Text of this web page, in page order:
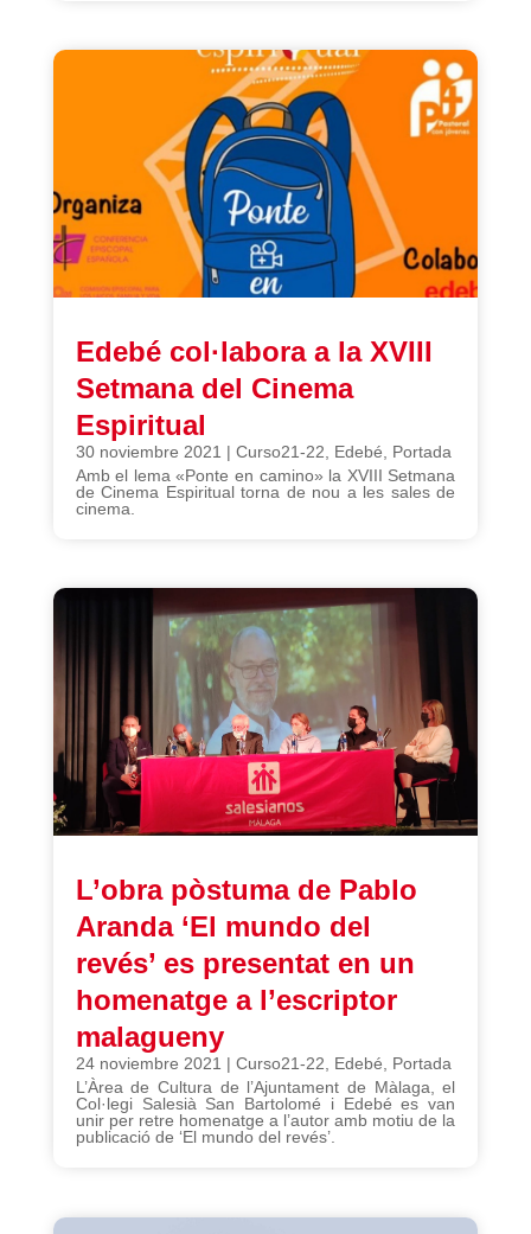
Edebé col·labora a la XVIII
Setmana del Cinema
Espiritual
30 noviembre 2021 | Curso21-22 Edebé
Portada
Amb el lema «Ponte en camino» la XVIII Setmana
de Cinema Espiritual torna de nou a les sales de
cinema.
L’obra pòstuma de Pablo
Aranda ‘El mundo del
revés’ es presentat en un
homenatge a l’escriptor
malagueny
24 noviembre 2021 | Curso21-22, Edebé, Portada
L’Àrea de Cultura de l’Ajuntament de Màlaga, el
Col·legi Salesià San Bartolomé i Edebé es van
unir per retre homenatge a l’autor amb motiu de la
publicació de ‘El mundo del revés’.